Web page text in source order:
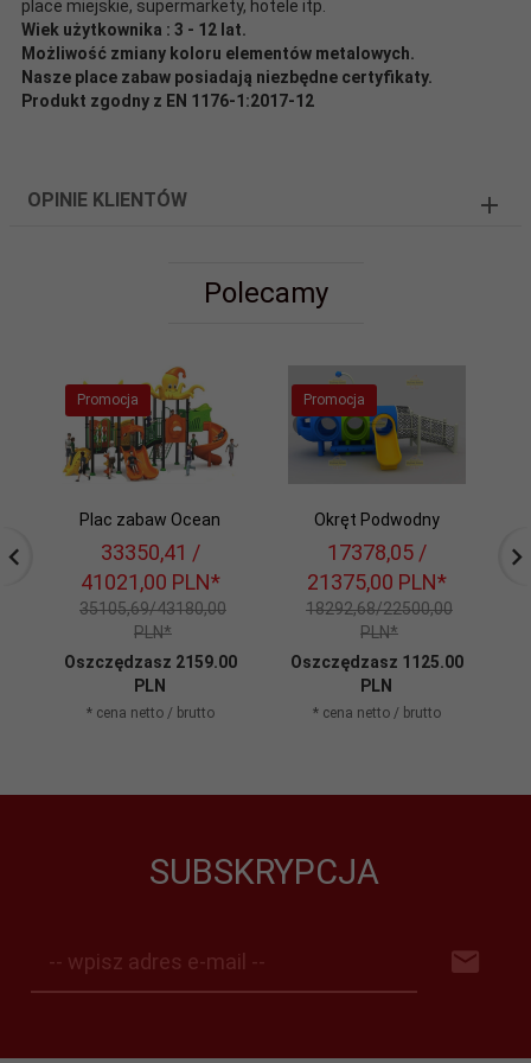
place miejskie, supermarkety, hotele itp.
Wiek użytkownika : 3 - 12 lat.
Możliwość zmiany koloru elementów metalowych.
Nasze place zabaw posiadają niezbędne certyfikaty.
Produkt zgodny z EN 1176-1:2017-12
OPINIE KLIENTÓW
Polecamy
Promocja
Plac zabaw Ocean
33350,41 /
41021,00 PLN*
35105,69/43180,00
PLN*
Oszczędzasz 2159.00
PLN
* cena netto / brutto
Promocja
Okręt Podwodny
17378,05 /
21375,00 PLN*
18292,68/22500,00
PLN*
Oszczędzasz 1125.00
PLN
* cena netto / brutto
SUBSKRYPCJA
-- wpisz adres e-mail --